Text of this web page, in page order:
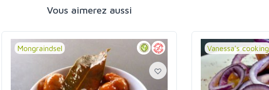
Vous aimerez aussi
Mongraindsel Vanessa's cooking